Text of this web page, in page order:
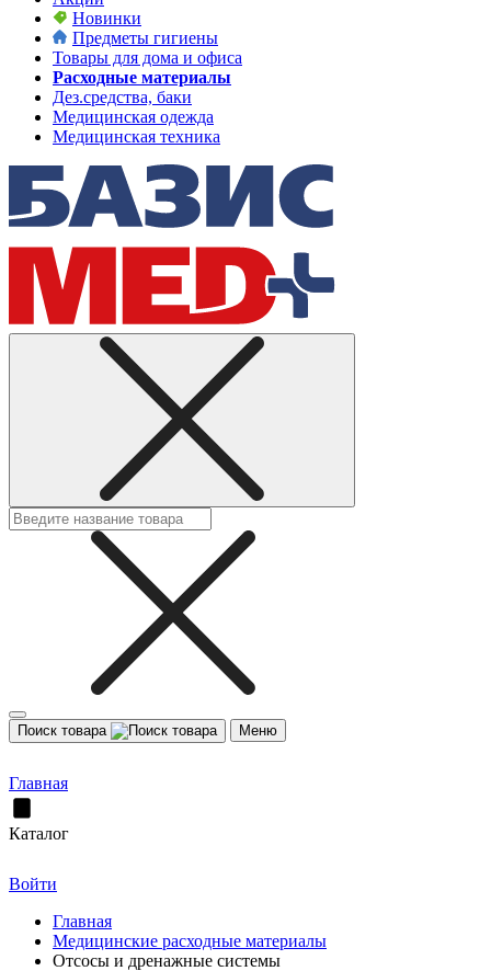
Новинки
Предметы гигиены
Товары для дома и офиса
Расходные материалы
Дез.средства, баки
Медицинская одежда
Медицинская техника
Поиск товара Меню
Главная
Каталог
Войти
Главная
Медицинские расходные материалы
Отсосы и дренажные системы